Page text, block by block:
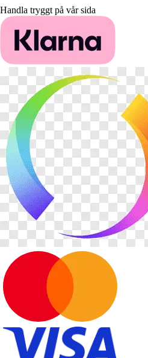
Handla tryggt på vår sida